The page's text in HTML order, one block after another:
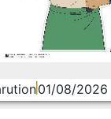
01/08/2026